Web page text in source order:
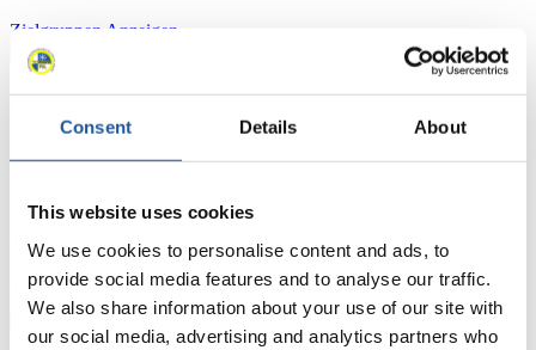
Consent Details About
This website uses cookies
We use cookies to personalise content and ads, to
provide social media features and to analyse our traffic.
We also share information about your use of our site with
our social media, advertising and analytics partners who
Zielgruppen Anzeigen
Für Presse- und Medienvertreter
beantragen, die Grundregeln des Rennrodelsports einsehen und
allgemeine Neuigkeiten einholen.
>> Weiter